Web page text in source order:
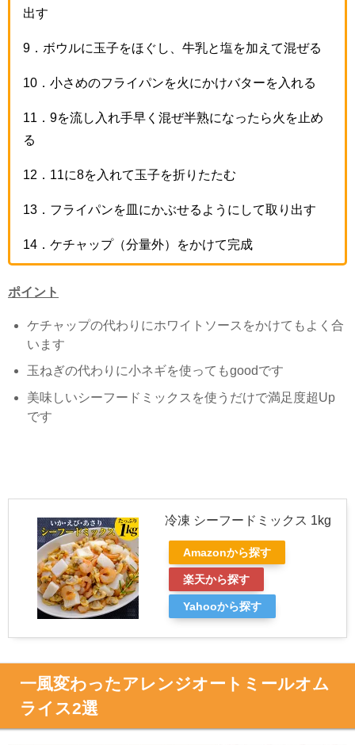
出す
9 ．ボウルに玉子をほぐし、牛乳と塩を加えて混ぜる
10 ．小さめのフライパンを火にかけバターを入れる
11 9を流し入れ手早く混ぜ半熟になったら火を止め
る
12 11 に8を入れて玉子を折りたたむ
13 ．フライパンを皿にかぶせるようにして取り出す
14 ．ケチャップ（分量外）をかけて完成
ポイント
ケチャップの代わりにホワイトソースをかけてもよく合
います
玉ねぎの代わりに小ネギを使ってもgoodです
美味しいシーフードミックスを使うだけで満足度超Up
です
冷凍 シーフードミックス 1kg
Amazonから探す
楽天から探す
Yahooから探す
一風変わったアレンジオートミールオム
ライス2選